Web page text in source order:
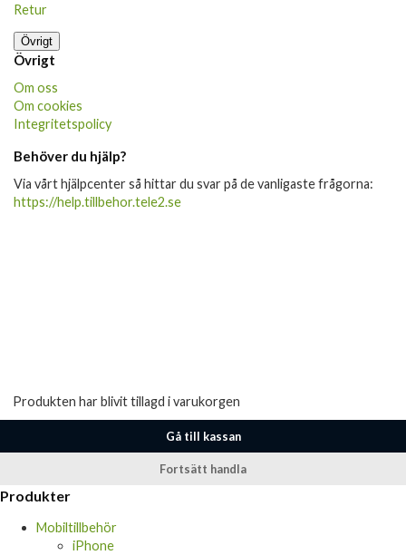
Retur
Övrigt
Övrigt
Om oss
Om cookies
Integritetspolicy
Behöver du hjälp?
Via vårt hjälpcenter så hittar du svar på de vanligaste frågorna:
https://help.tillbehor.tele2.se
Gå till kassan
Fortsätt handla
iPhone
iPhone 17